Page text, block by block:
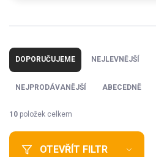
Ř
z
í
r
DOPORUČUJEME NEJLEVNĚJŠÍ
NEJPRODÁVANĚJŠÍ ABECEDNĚ
10 položek celkem
OTEVŘÍT FILTR